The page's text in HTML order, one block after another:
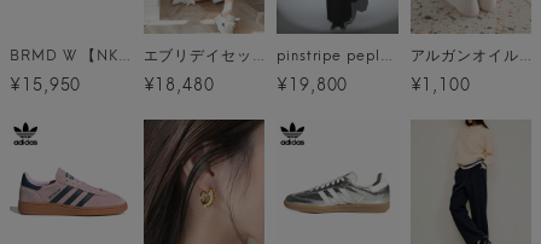
¥15,950 ¥18,480 ¥19,800 ¥1,100